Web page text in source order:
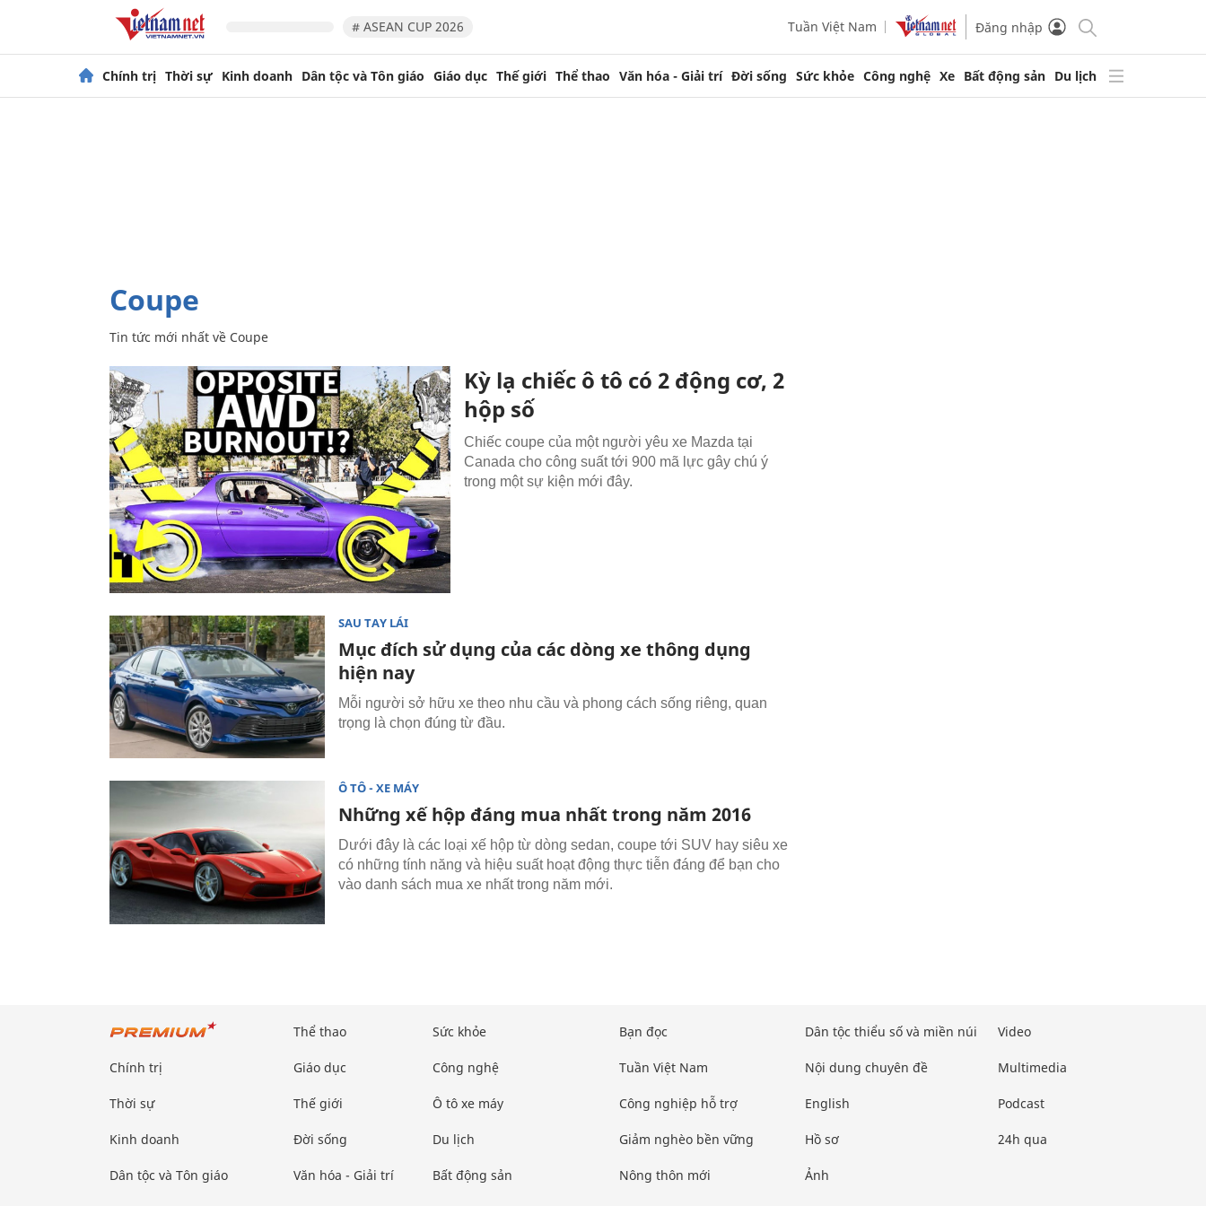
# ASEAN CUP 2026 Tuần Việt Nam Đăng nhập
Chính trị Thời sự Kinh doanh Dân tộc và Tôn giáo Giáo dục Thế giới Thể thao Văn hóa - Giải trí Đời sống Sức khỏe Công nghệ Xe Bất động sản Du lịch
Coupe
Tin tức mới nhất về Coupe
Kỳ lạ chiếc ô tô có 2 động cơ, 2
hộp số
Chiếc coupe của một người yêu xe Mazda tại
Canada cho công suất tới 900 mã lực gây chú ý
trong một sự kiện mới đây.
SAU TAY LÁI
Mục đích sử dụng của các dòng xe thông dụng
hiện nay
Mỗi người sở hữu xe theo nhu cầu và phong cách sống riêng, quan
trọng là chọn đúng từ đầu.
Ô TÔ - XE MÁY
Những xế hộp đáng mua nhất trong năm 2016
Dưới đây là các loại xế hộp từ dòng sedan, coupe tới SUV hay siêu xe
có những tính năng và hiệu suất hoạt động thực tiễn đáng để bạn cho
vào danh sách mua xe nhất trong năm mới.
Chính trị
Thời sự
Kinh doanh
Dân tộc và Tôn giáo
Thể thao
Giáo dục
Thế giới
Đời sống
Văn hóa - Giải trí
Sức khỏe
Công nghệ
Ô tô xe máy
Du lịch
Bất động sản
Bạn đọc
Tuần Việt Nam
Công nghiệp hỗ trợ
Giảm nghèo bền vững
Nông thôn mới
Dân tộc thiểu số và miền núi
Nội dung chuyên đề
English
Hồ sơ
Ảnh
Video
Multimedia
Podcast
24h qua